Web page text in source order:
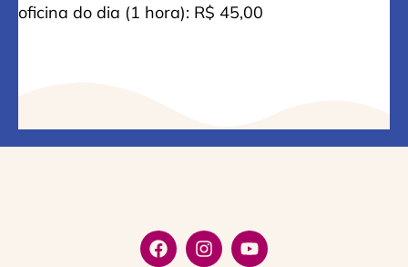
oficina do dia (1 hora): R$ 45,00